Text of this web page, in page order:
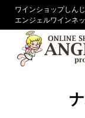
ワインショップしん
エンジェルワイン